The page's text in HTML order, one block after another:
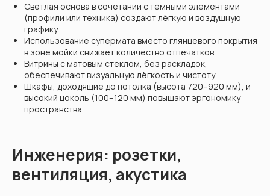
Светлая основа в сочетании с тёмными элементами
(профили или техника) создают лёгкую и воздушную
графику.
Использование супермата вместо глянцевого покрытия
в зоне мойки снижает количество отпечатков.
Витрины с матовым стеклом, без раскладок,
обеспечивают визуальную лёгкость и чистоту.
Шкафы, доходящие до потолка (высота 720–920 мм), и
высокий цоколь (100–120 мм) повышают эргономику
пространства.
Инженерия: розетки,
вентиляция, акустика